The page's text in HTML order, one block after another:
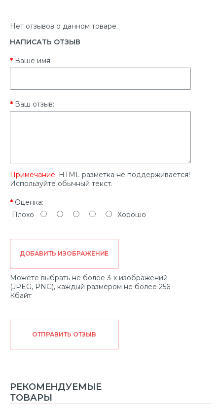
Нет отзывов о данном товаре.
НАПИСАТЬ ОТЗЫВ
Ваше имя:
Ваш отзыв:
Примечание: HTML разметка не поддерживается!
Используйте обычный текст.
Оценка:
Плохо
Хорошо
ДОБАВИТЬ ИЗОБРАЖЕНИЕ
Можете выбрать не более 3-х изображений
(JPEG, PNG), каждый размером не более 256
Кбайт
ОТПРАВИТЬ ОТЗЫВ
РЕКОМЕНДУЕМЫЕ
ТОВАРЫ